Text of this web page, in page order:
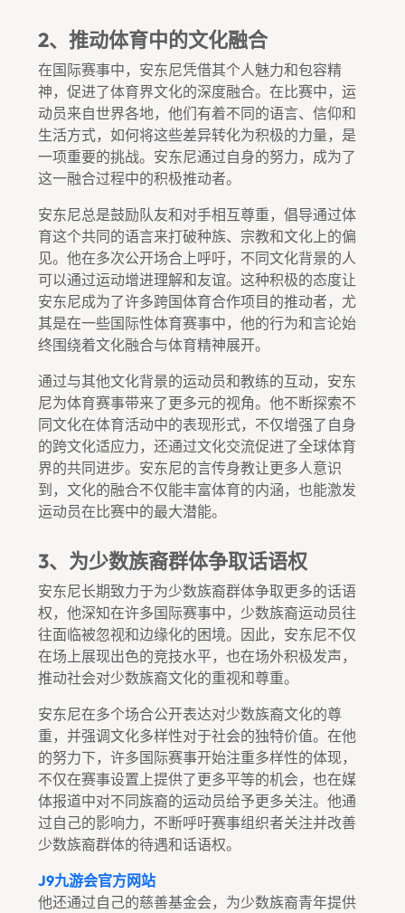
2、推动体育中的文化融合
在国际赛事中，安东尼凭借其个人魅力和包容精
神，促进了体育界文化的深度融合。在比赛中，运
动员来自世界各地，他们有着不同的语言、信仰和
生活方式，如何将这些差异转化为积极的力量，是
一项重要的挑战。安东尼通过自身的努力，成为了
这一融合过程中的积极推动者。
安东尼总是鼓励队友和对手相互尊重，倡导通过体
育这个共同的语言来打破种族、宗教和文化上的偏
见。他在多次公开场合上呼吁，不同文化背景的人
可以通过运动增进理解和友谊。这种积极的态度让
安东尼成为了许多跨国体育合作项目的推动者，尤
其是在一些国际性体育赛事中，他的行为和言论始
终围绕着文化融合与体育精神展开。
通过与其他文化背景的运动员和教练的互动，安东
尼为体育赛事带来了更多元的视角。他不断探索不
同文化在体育活动中的表现形式，不仅增强了自身
的跨文化适应力，还通过文化交流促进了全球体育
界的共同进步。安东尼的言传身教让更多人意识
到，文化的融合不仅能丰富体育的内涵，也能激发
运动员在比赛中的最大潜能。
3、为少数族裔群体争取话语权
安东尼长期致力于为少数族裔群体争取更多的话语
权，他深知在许多国际赛事中，少数族裔运动员往
往面临被忽视和边缘化的困境。因此，安东尼不仅
在场上展现出色的竞技水平，也在场外积极发声，
推动社会对少数族裔文化的重视和尊重。
安东尼在多个场合公开表达对少数族裔文化的尊
重，并强调文化多样性对于社会的独特价值。在他
的努力下，许多国际赛事开始注重多样性的体现，
不仅在赛事设置上提供了更多平等的机会，也在媒
体报道中对不同族裔的运动员给予更多关注。他通
过自己的影响力，不断呼吁赛事组织者关注并改善
少数族裔群体的待遇和话语权。
J9九游会官方网站
他还通过自己的慈善基金会，为少数族裔青年提供